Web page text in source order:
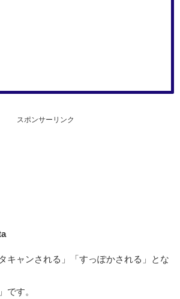
スポンサーリンク
キャンされる」「すっぽかされる」とな
です。